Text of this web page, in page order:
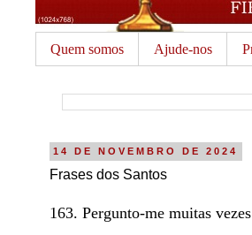
Quem somos Ajude-nos
14 DE NOVEMBRO DE 2024
Frases dos Santos
163. Pergunto-me muitas